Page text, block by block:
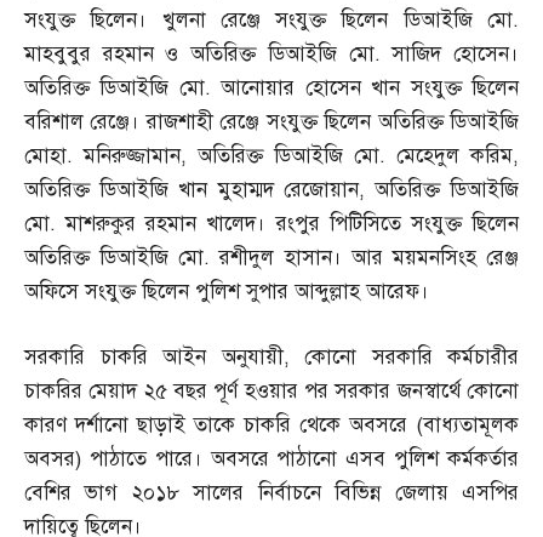
সংযুক্ত ছিলেন। খুলনা রেঞ্জে সংযুক্ত ছিলেন ডিআইজি মো.
মাহবুবুর রহমান ও অতিরিক্ত ডিআইজি মো.সাজিদ হোসেন।
অতিরিক্ত ডিআইজি মো.আনোয়ার হোসেন খান সংযুক্ত ছিলেন
বরিশাল রেঞ্জে। রাজশাহী রেঞ্জে সংযুক্ত ছিলেন অতিরিক্ত ডিআইজি
মোহা.মনিরুজ্জামান,অতিরিক্ত ডিআইজি মো. মেহেদুল করিম,
অতিরিক্ত ডিআইজি খান মুহাম্মদ রেজোয়ান,অতিরিক্ত ডিআইজি
মো.মাশরুকুর রহমান খালেদ। রংপুর পিটিসিতে সংযুক্ত ছিলেন
অতিরিক্ত ডিআইজি মো.রশীদুল হাসান। আর ময়মনসিংহ রেঞ্জ
অফিসে সংযুক্ত ছিলেন পুলিশ সুপার আব্দুল্লাহ আরেফ।
সরকারি চাকরি আইন অনুযায়ী, কোনো সরকারি কর্মচারীর
চাকরির মেয়াদ ২৫ বছর পূর্ণ হওয়ার পর সরকার জনস্বার্থে কোনো
কারণ দর্শানো ছাড়াই তাকে চাকরি থেকে অবসরে (বাধ্যতামূলক
অবসর) পাঠাতে পারে। অবসরে পাঠানো এসব পুলিশ কর্মকর্তার
বেশির ভাগ ২০১৮ সালের নির্বাচনে বিভিন্ন জেলায় এসপির
দায়িত্বে ছিলেন।